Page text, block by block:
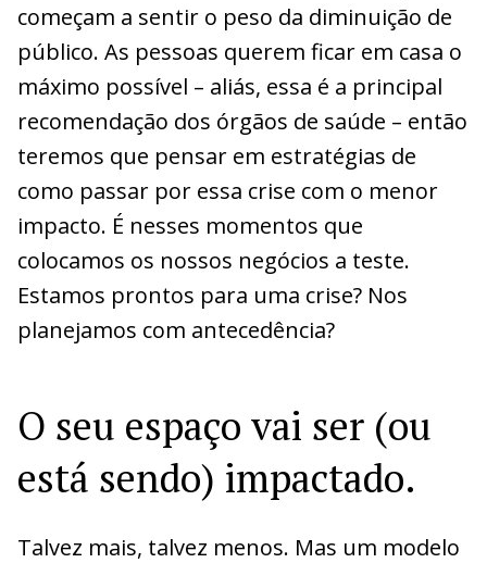
começam a sentir o peso da diminuição de
público. As pessoas querem ficar em casa o
máximo possível – aliás, essa é a principal
recomendação dos órgãos de saúde – então
teremos que pensar em estratégias de
como passar por essa crise com o menor
impacto. É nesses momentos que
colocamos os nossos negócios a teste.
Estamos prontos para uma crise? Nos
planejamos com antecedência?
O seu espaço vai ser (ou
está sendo) impactado.
Talvez mais, talvez menos. Mas um modelo